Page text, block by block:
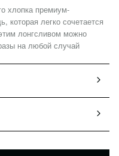
хлопка премиум-
которая легко сочетается
лонгсливом можно
на любой случай